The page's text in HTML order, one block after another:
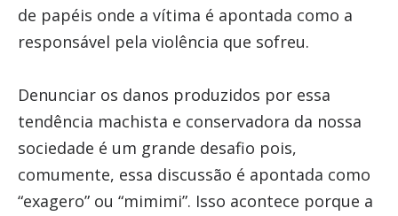
de papéis onde a vítima é apontada como a
responsável pela violência que sofreu.
Denunciar os danos produzidos por essa
tendência machista e conservadora da nossa
sociedade é um grande desafio pois,
comumente, essa discussão é apontada como
“exagero” ou “mimimi”. Isso acontece porque a